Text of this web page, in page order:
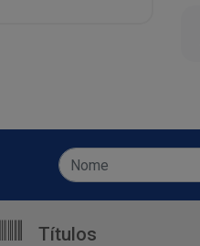
Títulos